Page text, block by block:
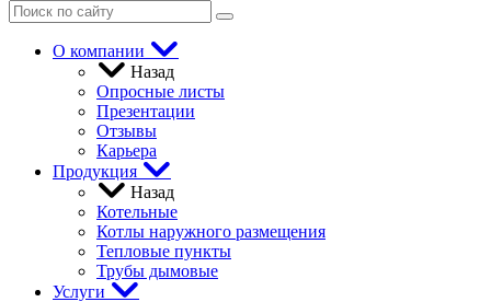
О компании
Назад
Опросные листы
Презентации
Отзывы
Карьера
Продукция
Назад
Котельные
Котлы наружного размещения
Тепловые пункты
Трубы дымовые
Услуги